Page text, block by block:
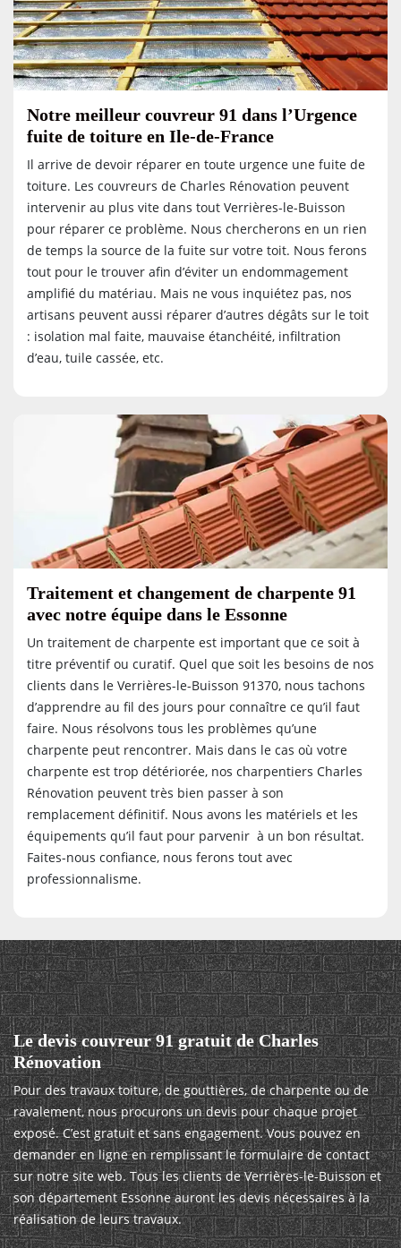
Notre meilleur couvreur 91 dans l’Urgence
fuite de toiture en Ile-de-France
Il arrive de devoir réparer en toute urgence une fuite de
toiture. Les couvreurs de Charles Rénovation peuvent
intervenir au plus vite dans tout Verrières-le-Buisson
pour réparer ce problème. Nous chercherons en un rien
de temps la source de la fuite sur votre toit. Nous ferons
tout pour le trouver afin d’éviter un endommagement
amplifié du matériau. Mais ne vous inquiétez pas, nos
artisans peuvent aussi réparer d’autres dégâts sur le toit
: isolation mal faite, mauvaise étanchéité, infiltration
d’eau, tuile cassée, etc.
Traitement et changement de charpente 91
avec notre équipe dans le Essonne
Un traitement de charpente est important que ce soit à
titre préventif ou curatif. Quel que soit les besoins de nos
clients dans le Verrières-le-Buisson 91370, nous tachons
d’apprendre au fil des jours pour connaître ce qu’il faut
faire. Nous résolvons tous les problèmes qu’une
charpente peut rencontrer. Mais dans le cas où votre
charpente est trop détériorée, nos charpentiers Charles
Rénovation peuvent très bien passer à son
remplacement définitif. Nous avons les matériels et les
équipements qu’il faut pour parvenir à un bon résultat.
Faites-nous confiance, nous ferons tout avec
professionnalisme.
Le devis couvreur 91 gratuit de Charles
Rénovation
Pour des travaux toiture, de gouttières, de charpente ou de
ravalement, nous procurons un devis pour chaque projet
exposé. C’est gratuit et sans engagement. Vous pouvez en
demander en ligne en remplissant le formulaire de contact
sur notre site web. Tous les clients de Verrières-le-Buisson et
son département Essonne auront les devis nécessaires à la
réalisation de leurs travaux.